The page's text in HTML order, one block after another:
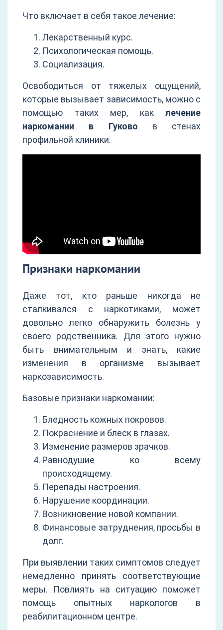
Что включает в себя такое лечение:
Лекарственный курс.
Психологическая помощь.
Социализация.
Освободиться от тяжелых ощущений,
которые вызывает зависимость, можно с
помощью таких мер, как лечение
наркомании в Гуково в стенах
профильной клиники.
Признаки наркомании
Даже тот, кто раньше никогда не
сталкивался с наркотиками, может
довольно легко обнаружить болезнь у
своего родственника. Для этого нужно
быть внимательным и знать, какие
изменения в организме вызывает
наркозависимость.
Базовые признаки наркомании:
Бледность кожных покровов.
Покраснение и блеск в глазах.
Изменение размеров зрачков.
Равнодушие ко всему
происходящему.
Перепады настроения.
Нарушение координации.
Возникновение новой компании.
Финансовые затруднения, просьбы в
долг.
При выявлении таких симптомов следует
немедленно принять соответствующие
меры. Повлиять на ситуацию поможет
помощь опытных наркологов в
реабилитационном центре.